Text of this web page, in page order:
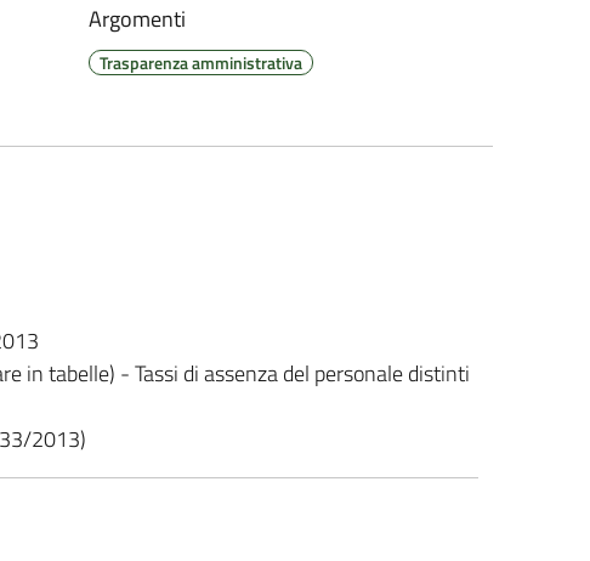
Argomenti
Trasparenza amministrativa
in tabelle) - Tassi di assenza del personale distinti
2013)